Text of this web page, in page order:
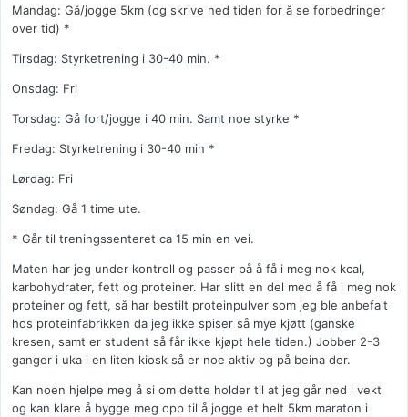
Mandag: Gå/jogge 5km (og skrive ned tiden for å se forbedringer
over tid) *
Tirsdag: Styrketrening i 30-40 min. *
Onsdag: Fri
Torsdag: Gå fort/jogge i 40 min. Samt noe styrke *
Fredag: Styrketrening i 30-40 min *
Lørdag: Fri
Søndag: Gå 1 time ute.
* Går til treningssenteret ca 15 min en vei.
Maten har jeg under kontroll og passer på å få i meg nok kcal,
karbohydrater, fett og proteiner. Har slitt en del med å få i meg nok
proteiner og fett, så har bestilt proteinpulver som jeg ble anbefalt
hos proteinfabrikken da jeg ikke spiser så mye kjøtt (ganske
kresen, samt er student så får ikke kjøpt hele tiden.) Jobber 2-3
ganger i uka i en liten kiosk så er noe aktiv og på beina der.
Kan noen hjelpe meg å si om dette holder til at jeg går ned i vekt
og kan klare å bygge meg opp til å jogge et helt 5km maraton i